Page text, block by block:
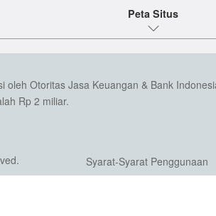
Peta Situs
Otoritas Jasa Keuangan & Bank
Rp 2 miliar.
Syarat-Syarat Penggunaan